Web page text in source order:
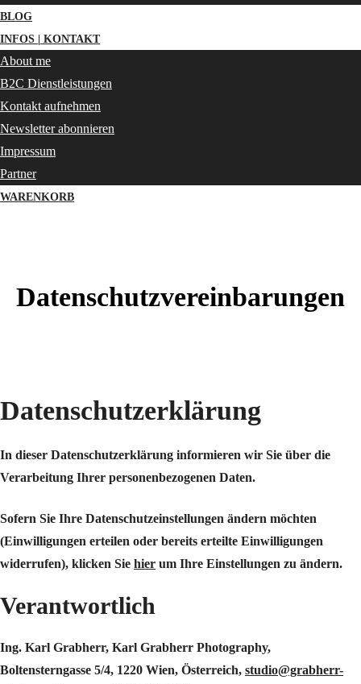
BLOG
INFOS | KONTAKT
About me
B2C Dienstleistungen
Kontakt aufnehmen
Newsletter abonnieren
Impressum
Partner
WARENKORB
Datenschutzvereinbarungen
Datenschutzerklärung
In dieser Datenschutzerklärung informieren wir Sie über die
Verarbeitung Ihrer personenbezogenen Daten.
Sofern Sie Ihre Datenschutzeinstellungen ändern möchten
(Einwilligungen erteilen oder bereits erteilte Einwilligungen
widerrufen), klicken Sie hier um Ihre Einstellungen zu ändern.
Verantwortlich
Ing. Karl Grabherr, Karl Grabherr Photography,
Boltensterngasse 5/4, 1220 Wien, Österreich, studio@grabherr-